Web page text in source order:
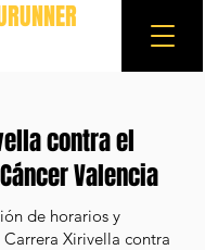
contra el
Valencia
de horarios y
Xirivella contra